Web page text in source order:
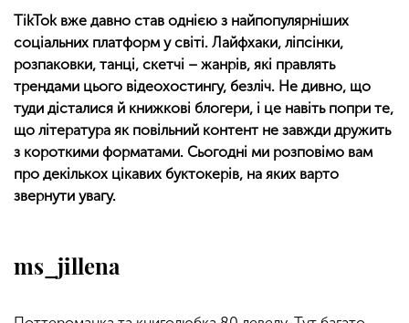
TikTok вже давно став однією з найпопулярніших
соціальних платформ у світі. Лайфхаки, ліпсінки,
розпаковки, танці, скетчі – жанрів, які правлять
трендами цього відеохостингу, безліч. Не дивно, що
туди дісталися й книжкові блогери, і це навіть попри те,
що література як повільний контент не завжди дружить
з короткими форматами. Сьогодні ми розповімо вам
про декількох цікавих буктокерів, на яких варто
звернути увагу.
ms_jillena